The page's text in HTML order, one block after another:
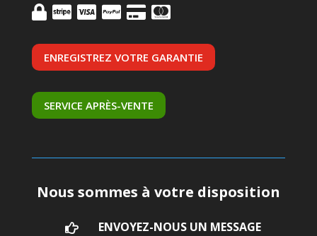
ENREGISTREZ VOTRE GARANTIE
SERVICE APRÈS-VENTE
Nous sommes à votre disposition
 ENVOYEZ-NOUS UN MESSAGE